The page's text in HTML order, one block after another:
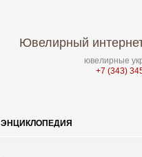
Ювелирный
ювелирные
+7 (343)
ЭНЦИКЛОПЕДИЯ